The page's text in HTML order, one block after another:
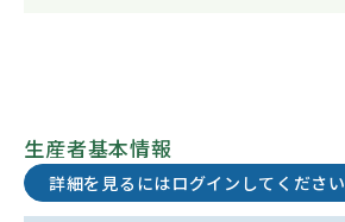
生産者基本情報
詳細を見るにはログインしてください